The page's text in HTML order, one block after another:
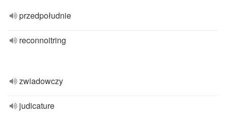
przedpołudnie
reconnoitring
zwiadowczy
judicature